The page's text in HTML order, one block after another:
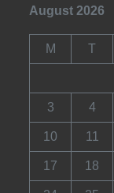
August 2026
M T
3 4
10 11
17 18